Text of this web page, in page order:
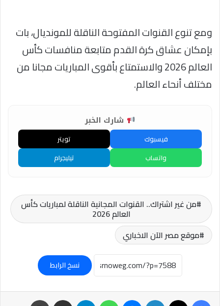
ومع تنوع القنوات المفتوحة الناقلة للمونديال، بات
بإمكان عشاق كرة القدم متابعة منافسات كأس
العالم 2026 والاستمتاع بأقوى المباريات مجانا من
مختلف أنحاء العالم.
شارك الخبر
فيسبوك
تويتر
واتساب
تيليجرام
من غير اشتراك.. القنوات المجانية الناقلة لمباريات كأس
العالم 2026
موقع مصر الآن الاخباري
نسخ الرابط
فيسبوك لينكدإن ماسنجر واتساب تيلقرام مشاركة عبر البريد